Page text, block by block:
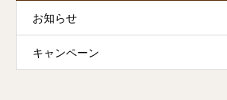
お知らせ
キャンペーン